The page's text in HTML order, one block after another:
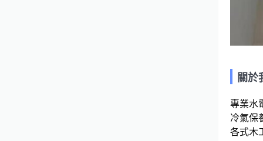
關於
專業水
冷氣保
各式木